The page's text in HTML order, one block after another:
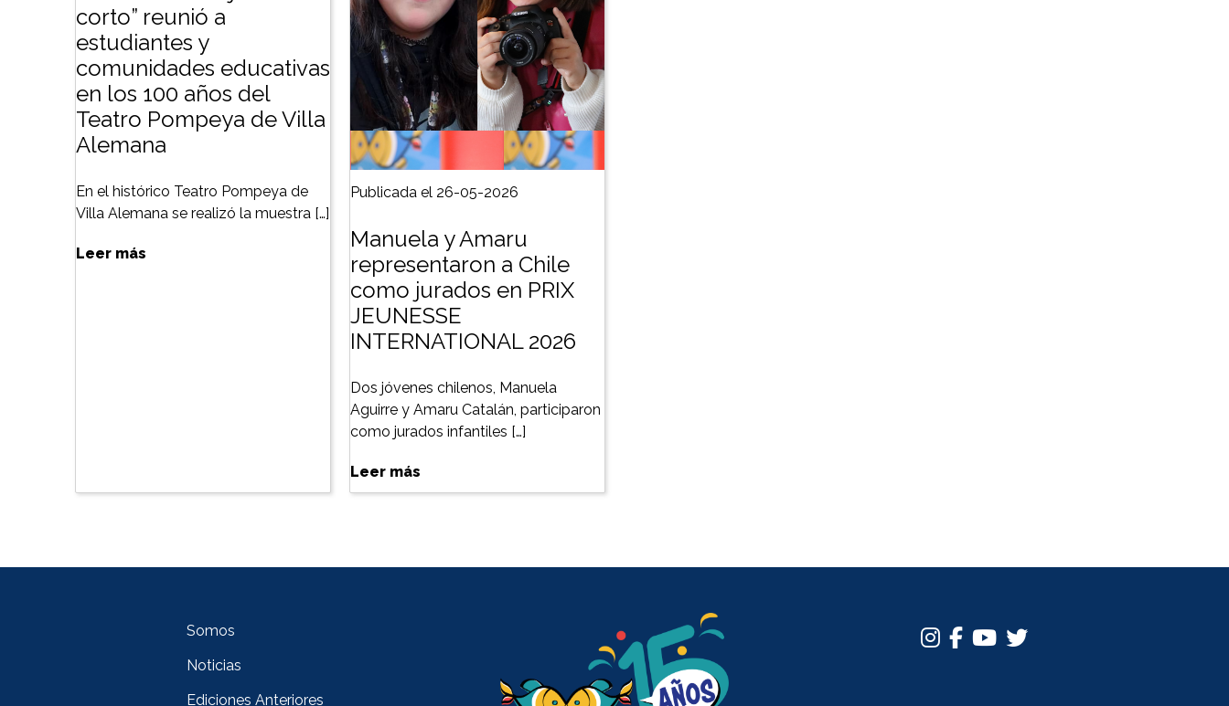
corto” reunió a
estudiantes y
comunidades educativas
en los 100 años del
Teatro Pompeya de Villa
Alemana
En el histórico Teatro Pompeya de
Villa Alemana se realizó la muestra […]
Leer más
Publicada el 26-05-2026
Manuela y Amaru
representaron a Chile
como jurados en PRIX
JEUNESSE
INTERNATIONAL 2026
Dos jóvenes chilenos, Manuela
Aguirre y Amaru Catalán, participaron
como jurados infantiles […]
Leer más
Somos
Noticias
Ediciones Anteriores